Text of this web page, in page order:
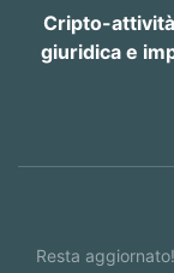
Cripto-
giuridica e
Resta